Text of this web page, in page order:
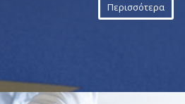
Περισσότερα